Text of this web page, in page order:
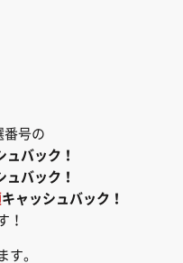
号の
ュバック！
ュバック！
キャッシュバック！
！
す。